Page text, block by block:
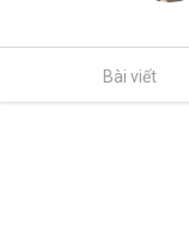
Bài viết